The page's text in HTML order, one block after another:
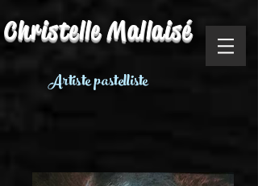
Christelle Mallaisé
Artiste pastelliste